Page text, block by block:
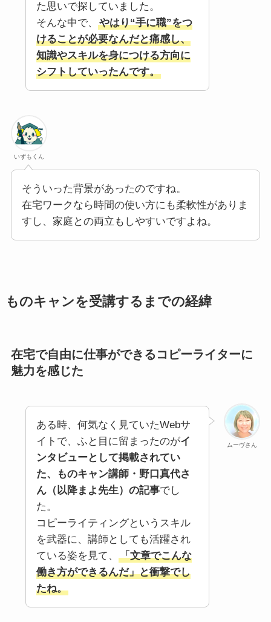
た思いで探していました。
そんな中で、
やはり“手に職”をつ
けることが必要なんだと痛感し、
知識やスキルを身につける方向に
シフトしていったんです。
いずもくん
そういった背景があったのですね。
在宅ワークなら時間の使い方にも柔軟性がありま
すし、家庭との両立もしやすいですよね。
ものキャンを受講するまでの経緯
在宅で自由に仕事ができるコピーライターに
魅力を感じた
ムーヴさん
ある時、何気なく見ていたWebサ
イトで、ふと目に留まったのがイ
ンタビューとして掲載されてい
た、ものキャン講師・野口真代さ
ん（以降まよ先生）の記事でし
た。
コピーライティングというスキル
を武器に、講師としても活躍され
ている姿を見て、
「文章でこんな
働き方ができるんだ」と衝撃でし
たね。